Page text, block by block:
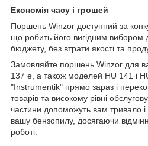
Економія часу і грошей
Поршень Winzor доступний за
що робить його вигідним вибором
бюджету, без втрати якості та
Замовляйте поршень Winzor для
137 e, а також моделей HU 141 і
"Instrumentik" прямо зараз і
товарів та високому рівні
частини допоможуть вам тривало і
вашу бензопилу, досягаючи
роботі.